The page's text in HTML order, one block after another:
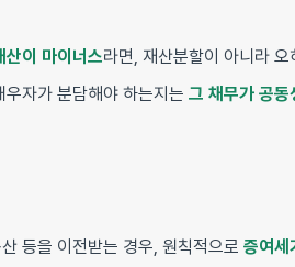
산이 마이너스라면, 재산분할이 아니라 오
자가 분담해야 하는지는 그 채무가 공동
등을 이전받는 경우, 원칙적으로 증여세